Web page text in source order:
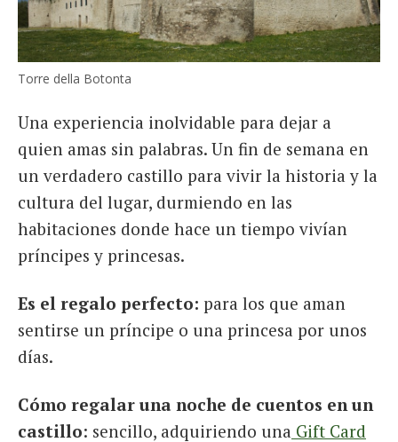
Torre della Botonta
Una experiencia inolvidable para dejar a
quien amas sin palabras. Un fin de semana en
un verdadero castillo para vivir la historia y la
cultura del lugar, durmiendo en las
habitaciones donde hace un tiempo vivían
príncipes y princesas.
Es el regalo perfecto: para los que aman
sentirse un príncipe o una princesa por unos
días.
Cómo regalar una noche de cuentos en un
castillo: sencillo, adquiriendo una Gift Card